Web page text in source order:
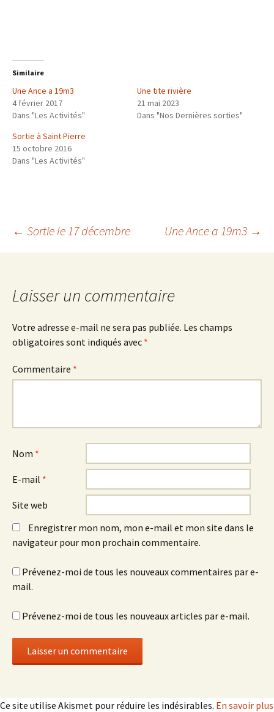
Similaire
Une Ance a 19m3
4 février 2017
Dans "Les Activités"
Une tite rivière
21 mai 2023
Dans "Nos Dernières sorties"
Sortie à Saint Pierre
15 octobre 2016
Dans "Les Activités"
Navigation
articles
← Sortie le 17 décembre Une Ance a 19m3 →
Laisser un commentaire
Votre adresse e-mail ne sera pas publiée. Les champs
obligatoires sont indiqués avec *
Commentaire *
Nom *
E-mail *
Site web
Enregistrer mon nom, mon e-mail et mon site dans le
navigateur pour mon prochain commentaire.
Prévenez-moi de tous les nouveaux commentaires par e-
mail.
Prévenez-moi de tous les nouveaux articles par e-mail.
Ce site utilise Akismet pour réduire les indésirables. En savoir plus